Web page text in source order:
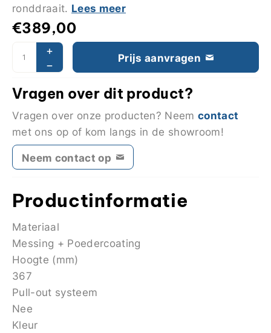
ronddraait. Lees meer
€389,00
Prijs aanvragen
Vragen over dit product?
Vragen over onze producten? Neem contact
met ons op of kom langs in de showroom!
Neem contact op
Productinformatie
Materiaal
Messing + Poedercoating
Hoogte (mm)
367
Pull-out systeem
Nee
Kleur